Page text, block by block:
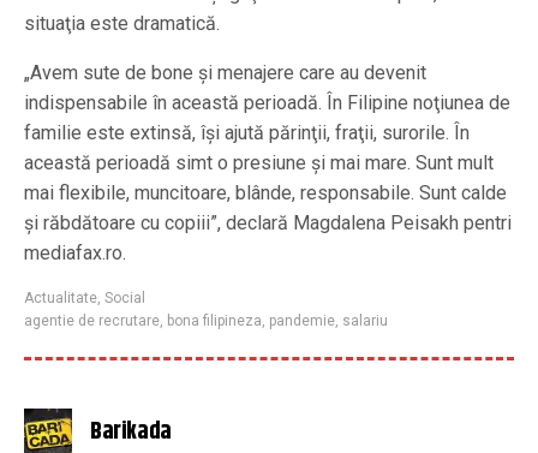
situaţia este dramatică.
„Avem sute de bone şi menajere care au devenit
indispensabile în această perioadă. În Filipine noţiunea de
familie este extinsă, îşi ajută părinţii, fraţii, surorile. În
această perioadă simt o presiune şi mai mare. Sunt mult
mai flexibile, muncitoare, blânde, responsabile. Sunt calde
şi răbdătoare cu copiii”, declară Magdalena Peisakh pentri
mediafax.ro.
Actualitate, Social
agentie de recrutare, bona filipineza, pandemie, salariu
Barikada